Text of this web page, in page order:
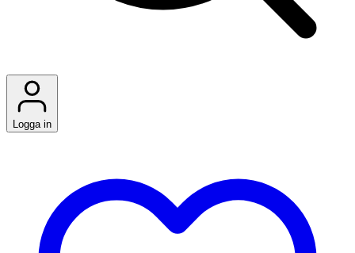
Logga in